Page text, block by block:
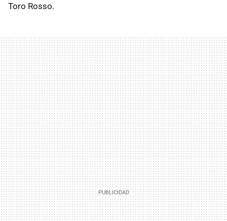
Toro Rosso.